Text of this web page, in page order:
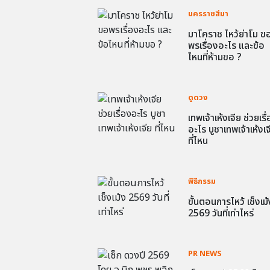
นครราชสีมา
มาโคราช ไหว้ย่าโม ข
พรเรื่องอะไร และข้อ
ไหนที่ห้ามขอ ?
ดูดวง
เทพเจ้าเห้งเจีย ช่วยเ
อะไร บูชาเทพเจ้าเห้งเ
ที่ไหน
พิธีกรรม
ขั้นตอนการไหว้ เช็งเ
2569 วันที่เท่าไหร่
PR NEWS